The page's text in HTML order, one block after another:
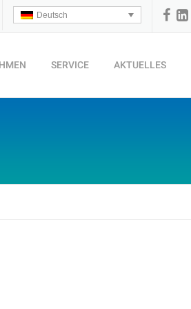
Deutsch
SERVICE AKTUELLES